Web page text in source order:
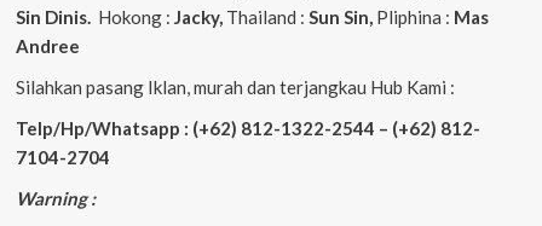
Sin Dinis. Hokong : Jacky, Thailand : Sun Sin, Pliphina : Mas
Andree
Silahkan pasang Iklan, murah dan terjangkau Hub Kami :
Telp/Hp/Whatsapp : (+62) 812-1322-2544 – (+62) 812-
7104-2704
Warning :